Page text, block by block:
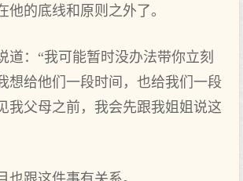
他的底线和原则之外了。
道：“我可能暂时没办法带你立刻
想给他们一段时间，也给我们一段
我父母之前，我会先跟我姐姐说这